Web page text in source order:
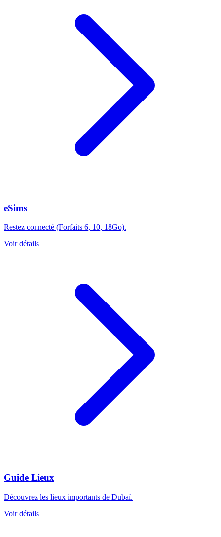
eSims
Restez connecté (Forfaits 6, 10, 18Go).
Voir détails
Guide Lieux
Découvrez les lieux importants de Dubaï.
Voir détails